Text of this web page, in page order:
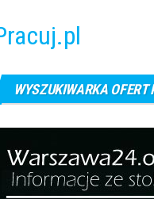
WYSZUKIWARKA OFERT